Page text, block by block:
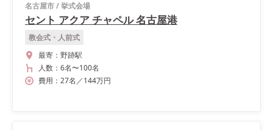
名古屋市/挙式会場
セント アクア チャペル 名古屋港
教会式・人前式
最寄： 野跡駅
人数： 6名〜100名
費用： 27名 ／144万円